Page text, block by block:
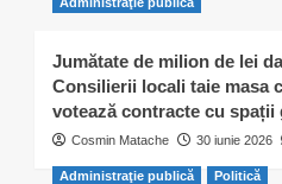
Jumătate de milion de lei
Consilierii locali taie masa
votează contracte cu
Cosmin Matache 30 iunie 2026
Administraţie publică Politică